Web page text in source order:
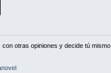
otras opiniones y decide tú mismo.